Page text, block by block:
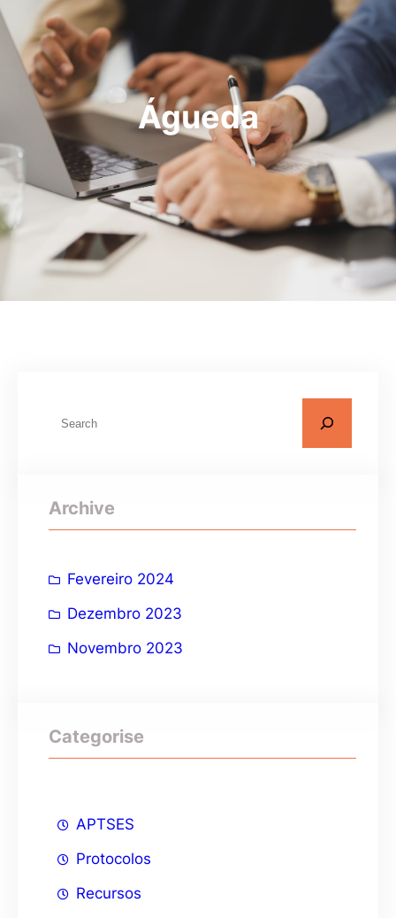
Águeda
u
a
r
Archive
Fevereiro 2024
Dezembro 2023
Novembro 2023
Categorise
APTSES
Protocolos
Recursos